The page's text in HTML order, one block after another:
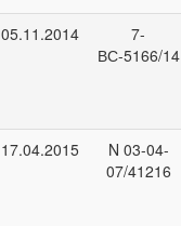
05.11.2014
7-
ВС-5166/14
17.04.2015
N 03-04-
07/41216